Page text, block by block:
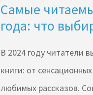
Самые
года: что
В 2024 году читатели
книги: от
любимых рассказов.